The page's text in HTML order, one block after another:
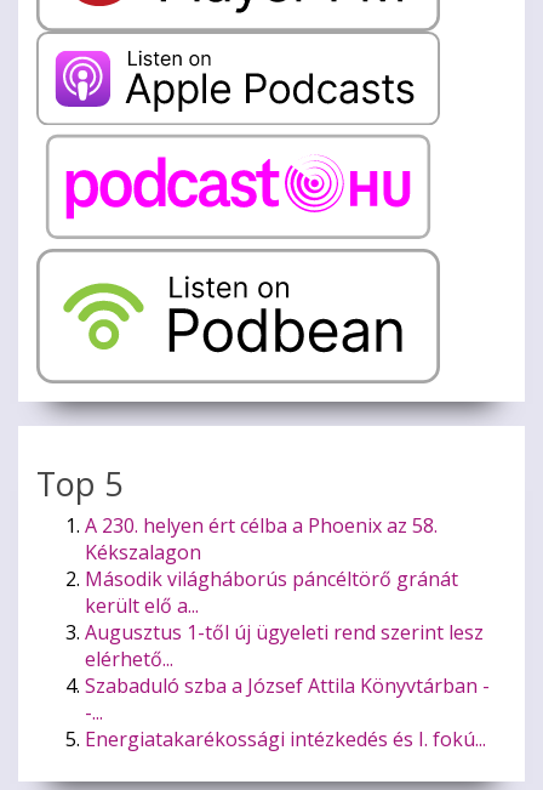
Top 5
A 230. helyen ért célba a Phoenix az 58.
Kékszalagon
Második világháborús páncéltörő gránát
került elő a...
Augusztus 1-től új ügyeleti rend szerint lesz
elérhető...
Szabaduló szba a József Attila Könyvtárban -
-...
Energiatakarékossági intézkedés és I. fokú...